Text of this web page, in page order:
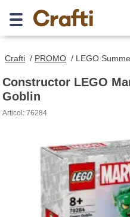
Crafti / PROMO / LEGO
Constructor LEGO
Goblin
Articol: 76284